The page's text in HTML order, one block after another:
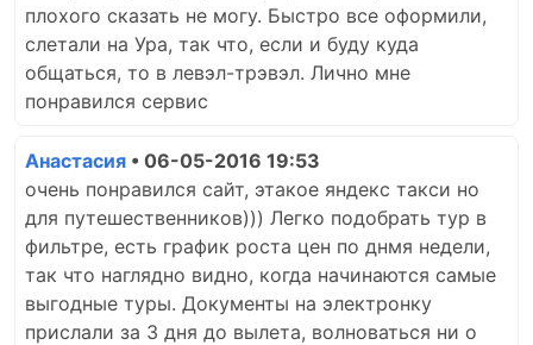
плохого сказать не могу. Быстро все оформили,
слетали на Ура, так что, если и буду куда
общаться, то в левэл-трэвэл. Лично мне
понравился сервис
Анастасия • 06-05-2016 19:53
очень понравился сайт, этакое яндекс такси но
для путешественников))) Легко подобрать тур в
фильтре, есть график роста цен по днмя недели,
так что наглядно видно, когда начинаются самые
выгодные туры. Документы на электронку
прислали за 3 дня до вылета, волноваться ни о